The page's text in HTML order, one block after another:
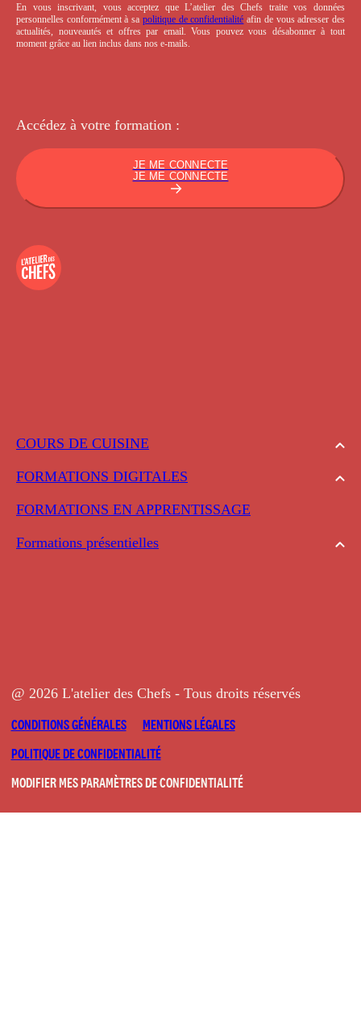
COURS DE CUISINE
FORMATIONS DIGITALES
FORMATIONS EN APPRENTISSAGE
Formations présentielles
En vous inscrivant, vous acceptez que L’atelier des Chefs traite vos données
personnelles conformément à sa politique de confidentialité afin de vous adresser des
actualités, nouveautés et offres par email. Vous pouvez vous désabonner à tout
moment grâce au lien inclus dans nos e-mails.
Accédez à votre formation :
JE ME CONNECTE
JE ME CONNECTE
@ 2026 L'atelier des Chefs - Tous droits réservés
CONDITIONS GÉNÉRALES
MENTIONS LÉGALES
POLITIQUE DE CONFIDENTIALITÉ
MODIFIER MES PARAMÈTRES DE CONFIDENTIALITÉ